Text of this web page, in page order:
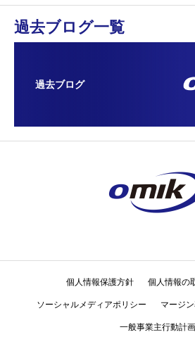
過去ブログ一覧
過去ブログ
個人情報保護方針 個人情報の
ソーシャルメディアポリシー マージ
一般事業主行動計画